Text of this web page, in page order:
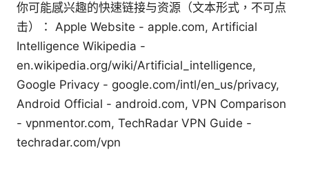
你可能感兴趣的快速链接与资源（文本形式，不可点
击）： Apple Website - apple.com, Artificial
Intelligence Wikipedia -
en.wikipedia.org/wiki/Artificial_intelligence,
Google Privacy - google.com/intl/en_us/privacy,
Android Official - android.com, VPN Comparison
- vpnmentor.com, TechRadar VPN Guide -
techradar.com/vpn